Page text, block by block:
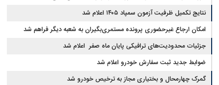
نتایج تکمیل ظرفیت آزمون سمپاد ۱۴۰۵ اعلام شد
امکان ارجاع غیرحضوری پرونده مستمری‌بگیران به شعبه دیگر فراهم شد
جزئیات محدودیت‌های ترافیکی پایان ماه صفر اعلام شد
ضوابط جدید ثبت سفارش خودرو اعلام شد
گمرک چهارمحال و بختیاری مجاز به ترخیص خودرو شد